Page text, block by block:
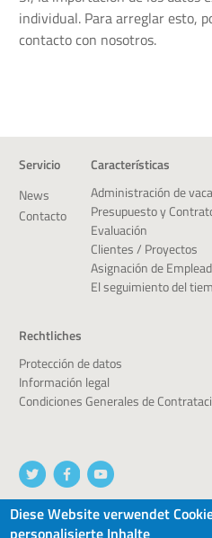
individual. Para arreglar esto,
contacto con nosotros.
Servicio
News
Contacto
Características
Administración de
Presupuesto y
Evaluación
Clientes / Proyectos
Asignación de
El seguimiento del
Rechtliches
Protección de datos
Información legal
Condiciones Generales de
Diese Website verwendet
personalisierte Inhalte